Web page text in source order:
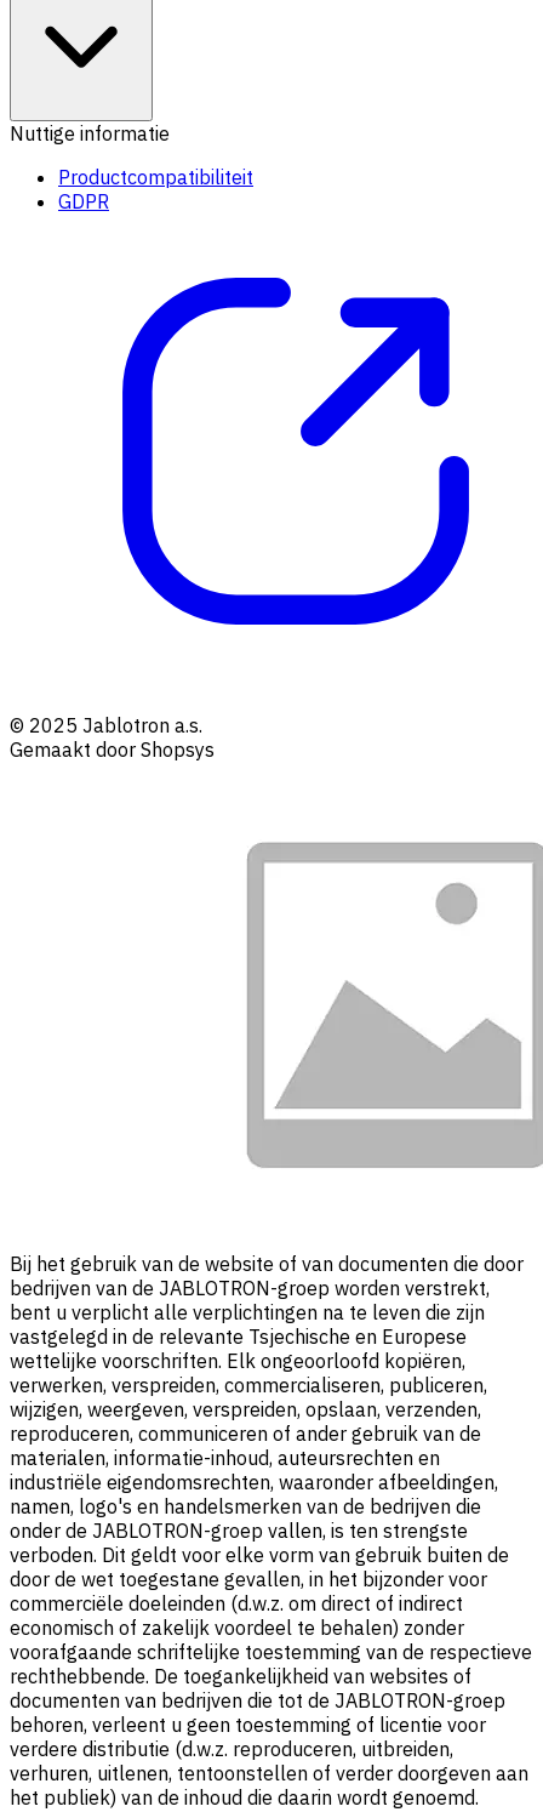
Nuttige informatie
Productcompatibiliteit
GDPR
© 2025 Jablotron a.s.
Gemaakt door Shopsys
Bij het gebruik van de website of van documenten die door
bedrijven van de JABLOTRON-groep worden verstrekt,
bent u verplicht alle verplichtingen na te leven die zijn
vastgelegd in de relevante Tsjechische en Europese
wettelijke voorschriften. Elk ongeoorloofd kopiëren,
verwerken, verspreiden, commercialiseren, publiceren,
wijzigen, weergeven, verspreiden, opslaan, verzenden,
reproduceren, communiceren of ander gebruik van de
materialen, informatie-inhoud, auteursrechten en
industriële eigendomsrechten, waaronder afbeeldingen,
namen, logo's en handelsmerken van de bedrijven die
onder de JABLOTRON-groep vallen, is ten strengste
verboden. Dit geldt voor elke vorm van gebruik buiten de
door de wet toegestane gevallen, in het bijzonder voor
commerciële doeleinden (d.w.z. om direct of indirect
economisch of zakelijk voordeel te behalen) zonder
voorafgaande schriftelijke toestemming van de respectieve
rechthebbende. De toegankelijkheid van websites of
documenten van bedrijven die tot de JABLOTRON-groep
behoren, verleent u geen toestemming of licentie voor
verdere distributie (d.w.z. reproduceren, uitbreiden,
verhuren, uitlenen, tentoonstellen of verder doorgeven aan
het publiek) van de inhoud die daarin wordt genoemd.